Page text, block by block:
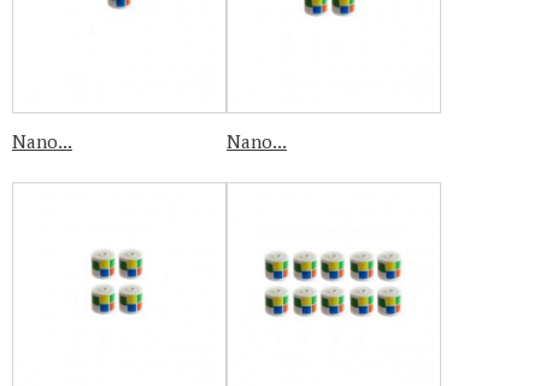
Nano... Nano...